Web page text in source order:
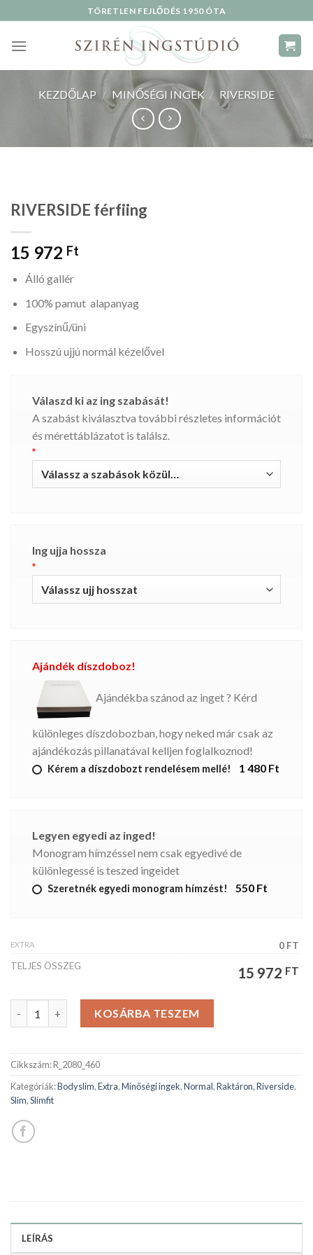
to
content
TÖRETLEN FEJLŐDÉS 1950 ÓTA
KEZDŐLAP / MINŐSÉGI INGEK / RIVERSIDE
RIVERSIDE férfiing
15 972 Ft
Álló gallér
100% pamut alapanyag
Egyszínű/üni
Hosszú ujjú normál kézelővel
Válaszd ki az ing szabását!
A szabást kiválasztva további részletes információt
és mérettáblázatot is találsz.
*
Ing ujja hossza
*
Ajándék díszdoboz!
Ajándékba szánod az inget ? Kérd
különleges díszdobozban, hogy neked már csak az
ajándékozás pillanatával kelljen foglalkoznod!
Kérem a díszdobozt rendelésem mellé! 1 480 Ft
Legyen egyedi az inged!
Monogram hímzéssel nem csak egyedivé de
különlegessé is teszed ingeidet
Szeretnék egyedi monogram hímzést! 550 Ft
EXTRA
0 FT
TELJES ÖSSZEG
15 972 FT
RIVERSIDE férfiing mennyiségKOSÁRBA TESZEM
Cikkszám:R_2080_460
Kategóriák:Bodyslim,Extra,Minőségi ingek,Normal,Raktáron,Riverside,
Slim,Slimfit
LEÍRÁS